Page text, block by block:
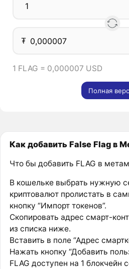
₮
1 FLAG = 0,000007 USD
Полная
Как добавить False Flag в
Что бы добавить FLAG в
В кошельке выбрать нужную
криптовалют пролистать в
кнопку “Импорт токенов”.
Скопировать адрес смарт-
из списка ниже.
Вставить в поле “Адрес
Нажать кнопку “Добавить
FLAG доступен на 1 блокчейн